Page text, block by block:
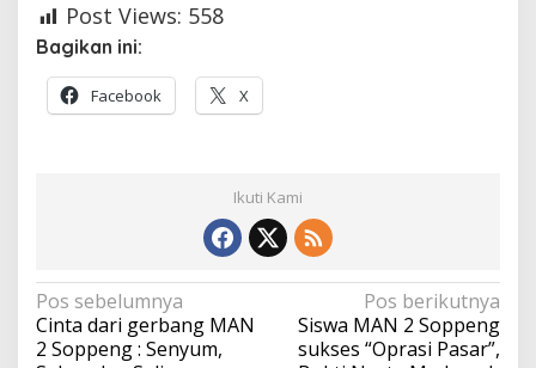
Post Views: 558
Bagikan ini:
Facebook X
Ikuti Kami
Navigasi
pos
Pos sebelumnya
Cinta dari gerbang MAN
2 Soppeng : Senyum,
Pos berikutnya
Siswa MAN 2 Soppeng
sukses “Oprasi Pasar”,